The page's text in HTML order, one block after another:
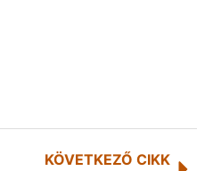
KÖVETKEZŐ CIKK